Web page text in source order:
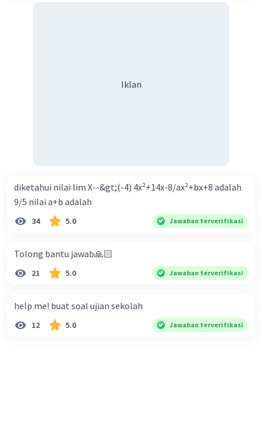
Iklan
diketahui nilai lim X--&gt;(-4) 4x²+14x-8/ax²+bx+8 adalah
9/5 nilai a+b adalah
34 5.0 Jawaban terverifikasi
Tolong bantu jawab🙏🏻
21 5.0 Jawaban terverifikasi
help me! buat soal ujian sekolah
12 5.0 Jawaban terverifikasi